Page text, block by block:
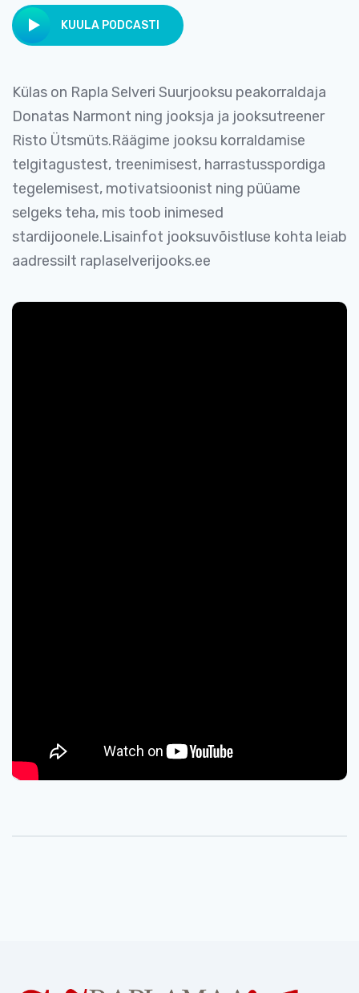
KUULA PODCASTI
Külas on Rapla Selveri Suurjooksu peakorraldaja
Donatas Narmont ning jooksja ja jooksutreener
Risto Ütsmüts.Räägime jooksu korraldamise
telgitagustest, treenimisest, harrastusspordiga
tegelemisest, motivatsioonist ning püüame
selgeks teha, mis toob inimesed
stardijoonele.Lisainfot jooksuvõistluse kohta leiab
aadressilt raplaselverijooks.ee